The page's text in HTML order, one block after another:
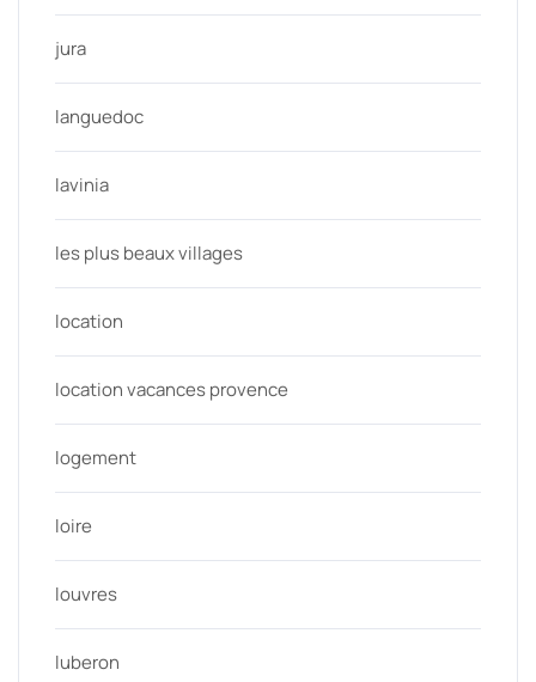
jura
languedoc
lavinia
les plus beaux villages
location
location vacances provence
logement
loire
louvres
luberon